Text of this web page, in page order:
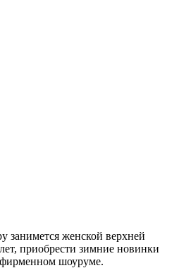
занимется женской верхней
приобрести зимние новинки
шоуруме.